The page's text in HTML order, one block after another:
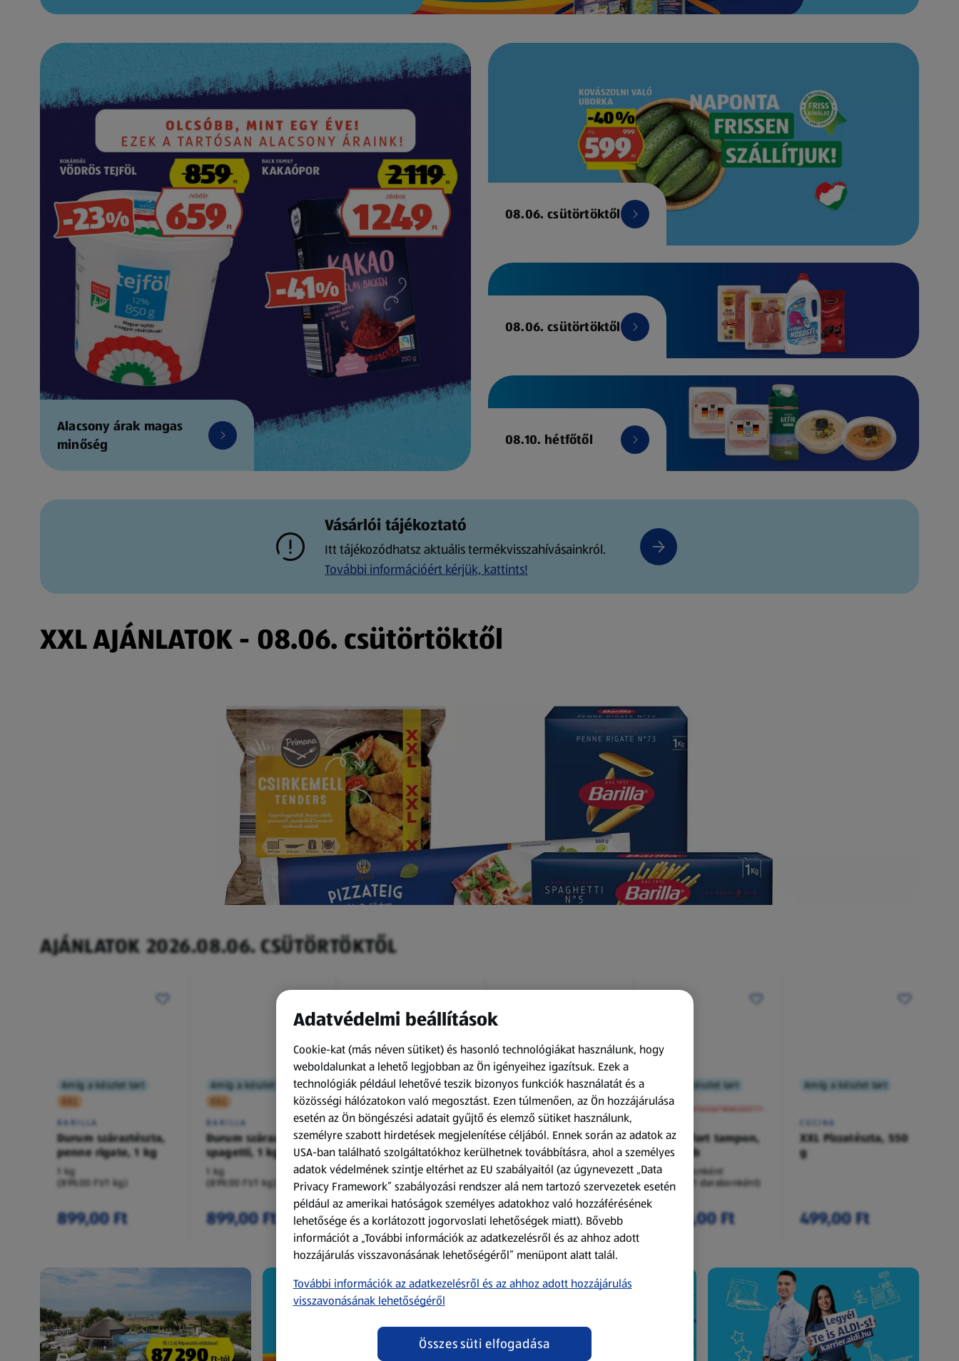
Alacsony árak magas
minőség
08.06. csütörtöktől
08.06. csütörtöktől
08.10. hétfőtől
Vásárlói tájékoztató
Itt tájékozódhatsz aktuális termékvisszahívásainkról.
További információért kérjük, kattints!
XXL AJÁNLATOK - 08.06. csütörtöktől
AJÁNLATOK 2026.08.06. CSÜTÖRTÖKTŐL
Amíg a készlet tart
XXL
BARILLA
Durum száraztészta,
penne rigate, 1 kg
1 kg
(899,00 Ft/1 kg)
899,00 Ft
Amíg a készlet tart
XXL
BARILLA
Durum száraztészta,
spagetti, 1 kg
1 kg
(899,00 Ft/1 kg)
899,00 Ft
Amíg a készlet tart
XXL
ACTIMEL
Actimel joghurtital, 8
palack
0,8 kg
(1 186,25 Ft/1 kg)
949,00 Ft
Amíg a készlet tart
XXL
O.B.
Procomfort tampon,
64 darab
64 darabonként
(59,36 Ft/1 darabonként)
3 799,00 Ft
Amíg a készlet tart
XXL
A termék nem érkezett meg!
Procomfort tampon,
54 darab
54 darabonként
(62,94 Ft/1 darabonként)
3 399,00 Ft
Amíg a készlet tart
CUCINA
XXL Pizzatészta, 550
g
499,00 Ft
Adatvédelmi beállítások
Cookie-kat (más néven sütiket) és hasonló technológiákat használunk, hogy
weboldalunkat a lehető legjobban az Ön igényeihez igazítsuk. Ezek a
technológiák például lehetővé teszik bizonyos funkciók használatát és a
közösségi hálózatokon való megosztást. Ezen túlmenően, az Ön hozzájárulása
esetén az Ön böngészési adatait gyűjtő és elemző sütiket használunk,
személyre szabott hirdetések megjelenítése céljából. Ennek során az adatok az
USA-ban található szolgáltatókhoz kerülhetnek továbbításra, ahol a személyes
adatok védelmének szintje eltérhet az EU szabályaitól (az úgynevezett „Data
Privacy Framework” szabályozási rendszer alá nem tartozó szervezetek esetén
például az amerikai hatóságok személyes adatokhoz való hozzáférésének
lehetősége és a korlátozott jogorvoslati lehetőségek miatt). Bővebb
információt a „További információk az adatkezelésről és az ahhoz adott
hozzájárulás visszavonásának lehetőségéről” menüpont alatt talál.
További információk az adatkezelésről és az ahhoz adott hozzájárulás
visszavonásának lehetőségéről
Összes süti elfogadása